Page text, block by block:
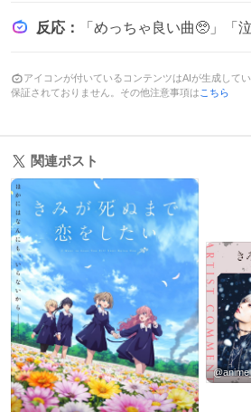
反応 ： 「めっちゃ良い曲🥺」「泣きそうになるくらい神すぎます😭」「期待の声が多い」など、ユーザーは
アイコンが付いているコンテンツはAIが生成して
保証されておりません。その他注意事項はこちら
関連ポスト
@